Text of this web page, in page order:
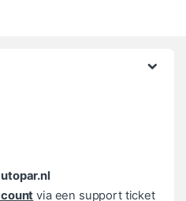
via een support ticket